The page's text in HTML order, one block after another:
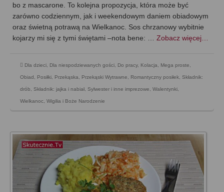
bo z mascarone. To kolejna propozycja, która może być
zarówno codziennym, jak i weekendowym daniem obiadowym
oraz świetną potrawą na Wielkanoc. Sos chrzanowy wybitnie
kojarzy mi się z tymi świętami –nota bene: … Zobacz więcej…
Dla dzieci Dla niespodziewanych gości Do pracy, Kolacja Mega proste
Obiad Posiłki Przekąska Przekąski Wytrawne Romantyczny posiłek Składnik:
drób Składnik: jajka i nabiał Sylwester i inne imprezowe Walentynki
Wielkanoc Wigilia i Boże Narodzenie